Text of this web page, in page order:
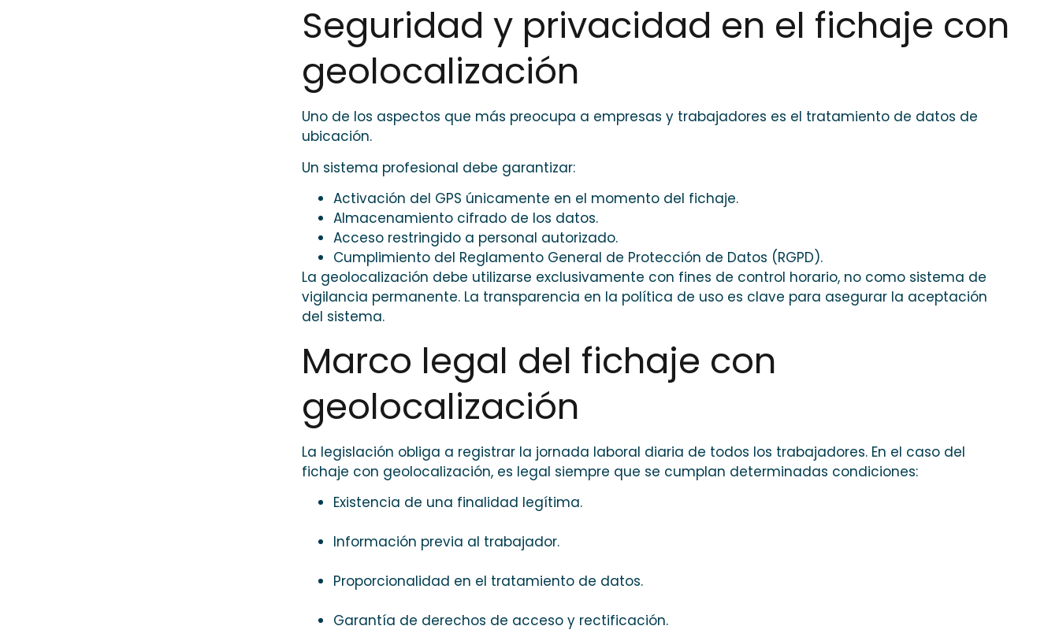
Seguridad y privacidad en el fichaje con
geolocalización
Uno de los aspectos que más preocupa a empresas y trabajadores es el tratamiento de datos de
ubicación.
Un sistema profesional debe garantizar:
Activación del GPS únicamente en el momento del fichaje.
Almacenamiento cifrado de los datos.
Acceso restringido a personal autorizado.
Cumplimiento del Reglamento General de Protección de Datos (RGPD).
La geolocalización debe utilizarse exclusivamente con fines de control horario, no como sistema de
vigilancia permanente. La transparencia en la política de uso es clave para asegurar la aceptación
del sistema.
Marco legal del fichaje con
geolocalización
La legislación obliga a registrar la jornada laboral diaria de todos los trabajadores. En el caso del
fichaje con geolocalización, es legal siempre que se cumplan determinadas condiciones:
Existencia de una finalidad legítima.
Información previa al trabajador.
Proporcionalidad en el tratamiento de datos.
Garantía de derechos de acceso y rectificación.